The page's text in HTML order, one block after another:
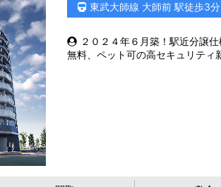
東武大師線 大師前 駅徒歩3
２０２４年６月築！駅近分譲
無料、ペット可の高セキュリティ